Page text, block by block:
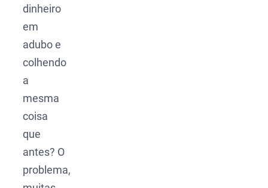
dinheiro
em
adubo e
colhendo
a
mesma
coisa
que
antes? O
problema,